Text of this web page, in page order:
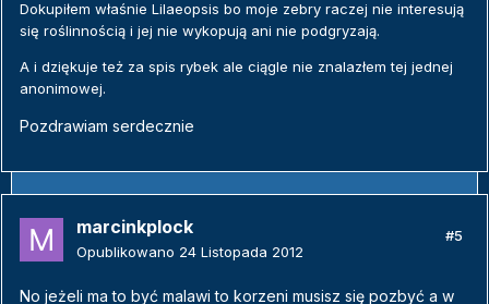
Dokupiłem właśnie Lilaeopsis bo moje zebry raczej nie interesują
się roślinnością i jej nie wykopują ani nie podgryzają.
A i dziękuje też za spis rybek ale ciągle nie znalazłem tej jednej
anonimowej.
Pozdrawiam serdecznie
marcinkplock
Opublikowano 24 Listopada 2012
#5
No jeżeli ma to być malawi to korzeni musisz się pozbyć a w